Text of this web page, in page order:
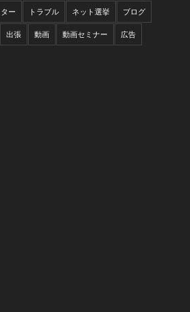
ー トラブル ネット選挙 ブログ
出張 動画 動画セミナー 広告